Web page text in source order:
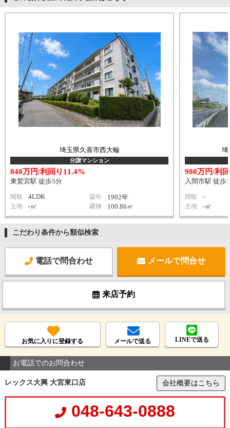
埼玉県久喜市西大輪
分譲マンション
840万円/利回り11.4%
東鷲宮駅 徒歩5分
間取 4LDK 築年 1992年
土地 -㎡ 建物 100.86㎡
埼
980万円/利
入間市駅 徒歩
間取 -
土地 -㎡
こだわり条件から類似検索
電話で問合わせ メールで問合せ
来店予約
お気に入りに登録する メールで送る LINEで送る
お電話でのお問合わせ
レックス大興 大宮東口店 会社概要はこちら
048-643-0888